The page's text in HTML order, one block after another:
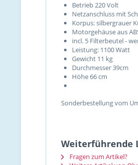
Betrieb 220 Volt
Netzanschluss mit
Korpus: silbergrauer
Motorgehäuse aus
incl. 5 Filterbeutel -
Leistung: 1100 Watt
Gewicht 11 kg
Durchmesser 39cm
Höhe 66 cm
Sonderbestellung vom
Weiterführende
Fragen zum Artikel?